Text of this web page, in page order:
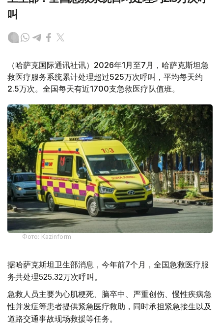
叫
（哈萨克国际通讯社讯）2026年1月至7月，哈萨克斯坦急
救医疗服务系统累计处理超过525万次呼叫，平均每天约
2.5万次。全国每天有近1700支急救医疗队值班。
Фото: Kazinform
据哈萨克斯坦卫生部消息，今年前7个月，全国急救医疗服
务共处理525.32万次呼叫。
急救人员主要为心肌梗死、脑卒中、严重创伤、慢性疾病急
性并发症等患者提供紧急医疗救助，同时承担紧急接生以及
道路交通事故现场救援等任务。